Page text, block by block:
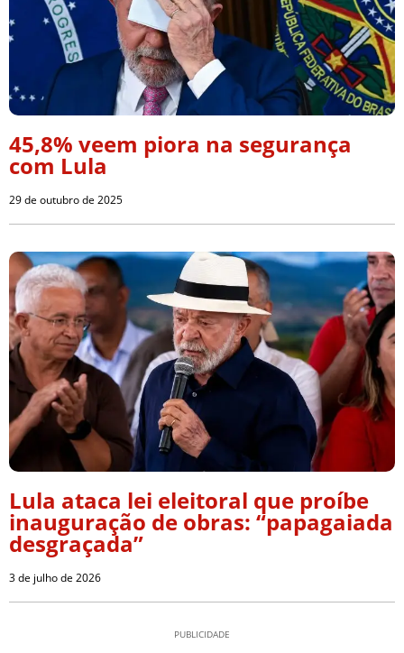
45,8% veem piora na segurança
com Lula
29 de outubro de 2025
Lula ataca lei eleitoral que proíbe
inauguração de obras: “papagaiada
desgraçada”
3 de julho de 2026
PUBLICIDADE